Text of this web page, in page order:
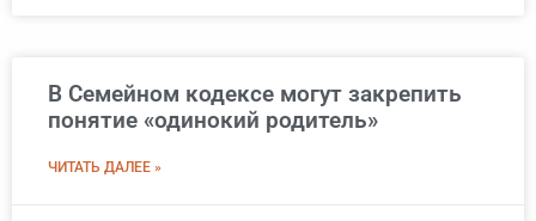
В Семейном кодексе могут закрепить
понятие «одинокий родитель»
ЧИТАТЬ ДАЛЕЕ »